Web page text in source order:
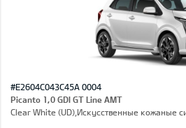
#E2604C043C45A 0004
Picanto 1,0 GDI GT Line AMT
Clear White (UD),Искусственные кожаные